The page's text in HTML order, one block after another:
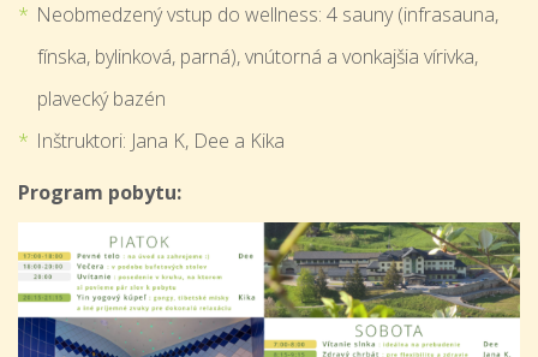
Neobmedzený vstup do wellness: 4 sauny (infrasauna,
fínska, bylinková, parná), vnútorná a vonkajšia vírivka,
plavecký bazén
Inštruktori: Jana K, Dee a Kika
Program pobytu: